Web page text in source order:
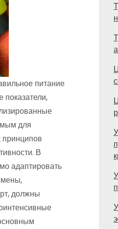
питание
для
В
адаптировать
должны